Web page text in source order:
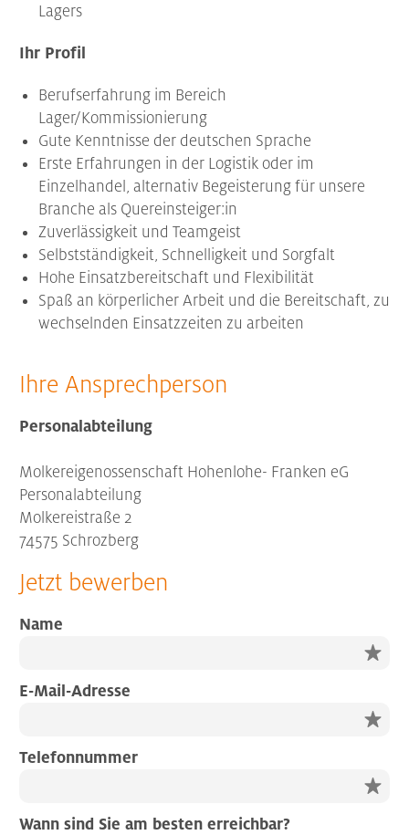
Lagers
Ihr Profil
Berufserfahrung im Bereich
Lager/Kommissionierung
Gute Kenntnisse der deutschen Sprache
Erste Erfahrungen in der Logistik oder im
Einzelhandel, alternativ Begeisterung für unsere
Branche als Quereinsteiger:in
Zuverlässigkeit und Teamgeist
Selbstständigkeit, Schnelligkeit und Sorgfalt
Hohe Einsatzbereitschaft und Flexibilität
Spaß an körperlicher Arbeit und die Bereitschaft, zu
wechselnden Einsatzzeiten zu arbeiten
Ihre Ansprechperson
Personalabteilung
Molkereigenossenschaft Hohenlohe- Franken eG
Personalabteilung
Molkereistraße 2
74575 Schrozberg
Jetzt bewerben
Name
E-Mail-Adresse
Telefonnummer
Wann sind Sie am besten erreichbar?